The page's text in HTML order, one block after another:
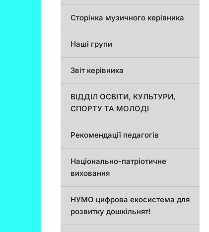
Сторінка музичного керівника
Наші групи
Звіт керівника
ВІДДІЛ ОСВІТИ, КУЛЬТУРИ,
СПОРТУ ТА МОЛОДІ
Рекомендації педагогів
Національно-патріотичне
виховання
НУМО цифрова екосистема для
розвитку дошкільнят!